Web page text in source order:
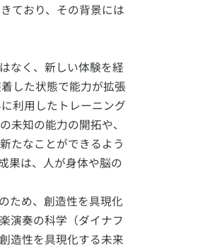
ており、その背景には
なく、新しい体験を経
した状態で能力が拡張
利用したトレーニング
知の能力の開拓や、
たなことができるよう
果は、人が身体や脳の
ため、創造性を具現化
演奏の科学（ダイナフ
造性を具現化する未来